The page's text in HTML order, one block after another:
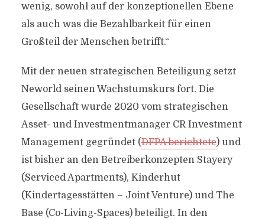
wenig, sowohl auf der konzeptionellen Ebene
als auch was die Bezahlbarkeit für einen
Großteil der Menschen betrifft.“
Mit der neuen strategischen Beteiligung setzt
Neworld seinen Wachstumskurs fort. Die
Gesellschaft wurde 2020 vom strategischen
Asset- und Investmentmanager CR Investment
Management gegründet (DFPA berichtete) und
ist bisher an den Betreiberkonzepten Stayery
(Serviced Apartments), Kinderhut
(Kindertagesstätten – Joint Venture) und The
Base (Co-Living-Spaces) beteiligt. In den